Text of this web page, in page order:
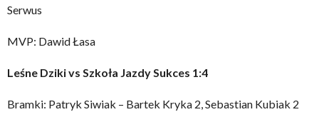
Serwus
MVP: Dawid Łasa
Leśne Dziki vs Szkoła Jazdy Sukces 1:4
Bramki: Patryk Siwiak – Bartek Kryka 2, Sebastian Kubiak 2